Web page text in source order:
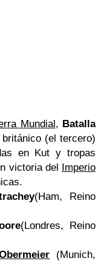
Mundial, Batalla
(el tercero)
en Kut y tropas
victoria del Imperio
(Ham, Reino
(Londres, Reino
(Munich,